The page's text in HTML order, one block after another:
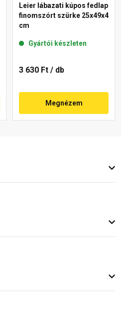
Leier lábazati kúpos fedlap
finomszórt szürke 25x49x4
cm
Gyártói készleten
3 630 Ft / db
Megnézem